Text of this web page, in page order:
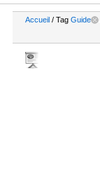
Accueil / Tag Guide